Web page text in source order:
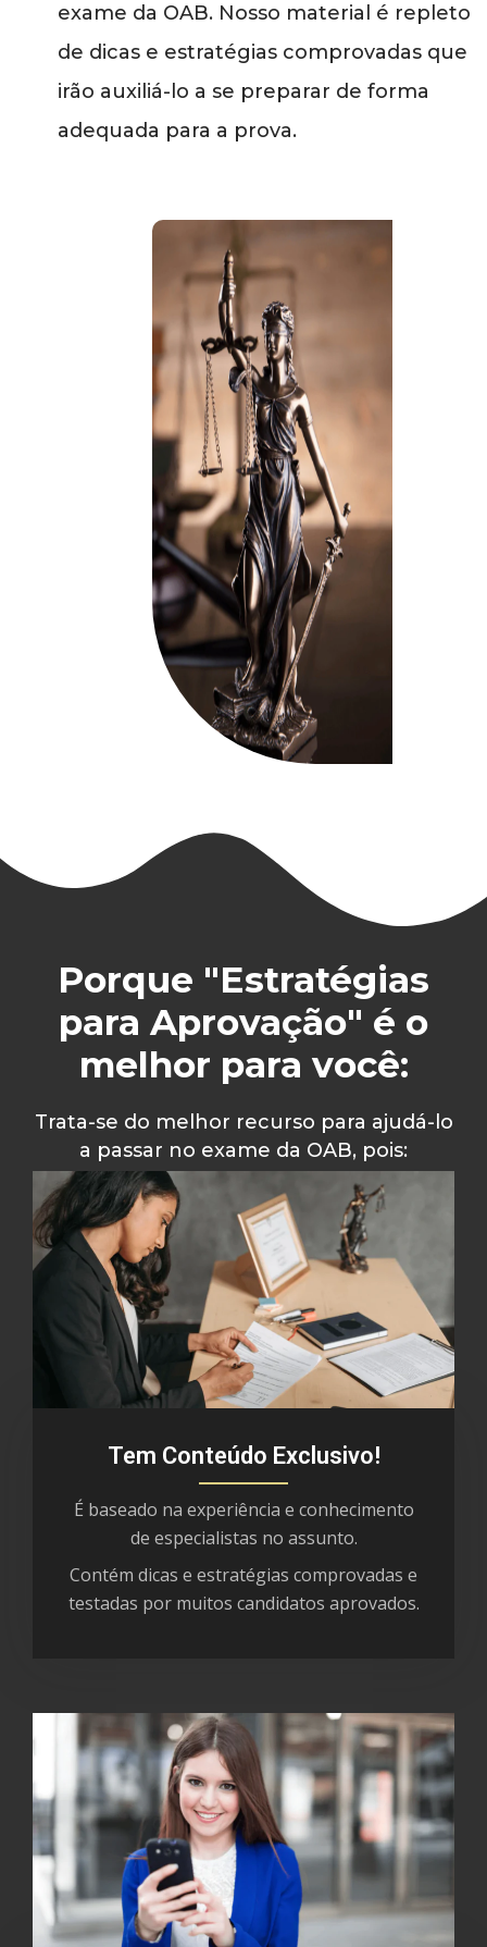
exame da OAB. Nosso material é repleto
de dicas e estratégias comprovadas que
irão auxiliá-lo a se preparar de forma
adequada para a prova.
Porque "Estratégias
para Aprovação" é o
melhor para você:
Trata-se do melhor recurso para ajudá-lo
a passar no exame da OAB, pois:
Tem Conteúdo Exclusivo!
É baseado na experiência e conhecimento
de especialistas no assunto.
Contém dicas e estratégias comprovadas e
testadas por muitos candidatos aprovados.